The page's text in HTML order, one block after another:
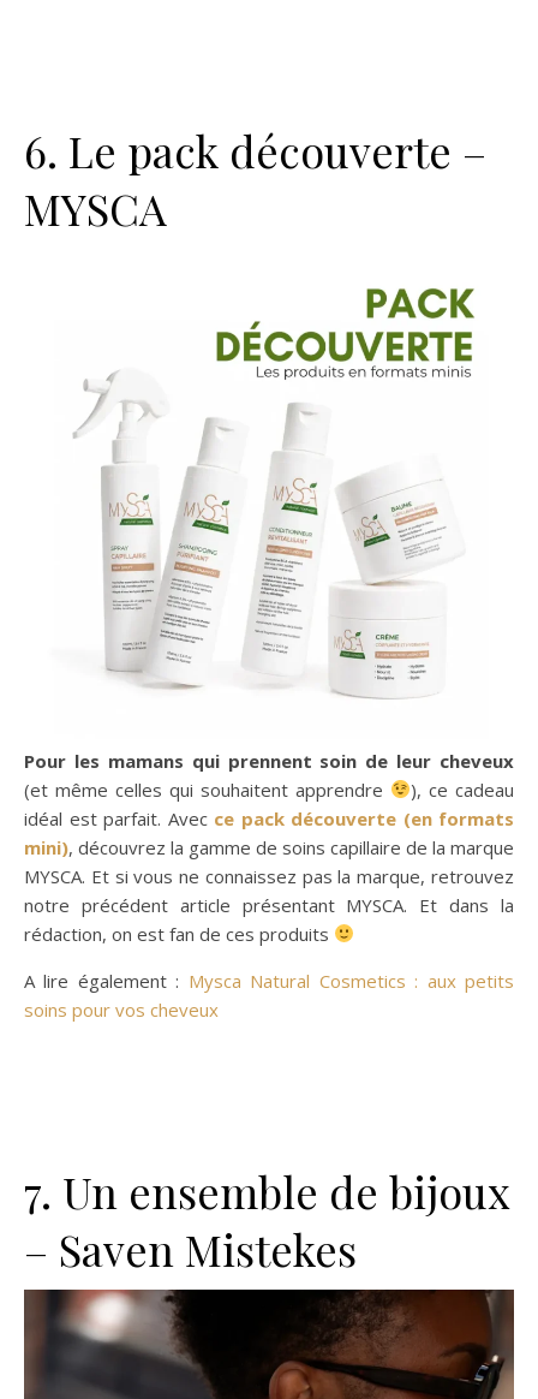
6. Le pack découverte –
MYSCA
Pour les mamans qui prennent soin de leur cheveux
(et même celles qui souhaitent apprendre
), ce cadeau
idéal est parfait. Avec ce pack découverte (en formats
mini), découvrez la gamme de soins capillaire de la marque
MYSCA. Et si vous ne connaissez pas la marque, retrouvez
notre précédent article présentant MYSCA. Et dans la
rédaction, on est fan de ces produits
A lire également : Mysca Natural Cosmetics : aux petits
soins pour vos cheveux
7. Un ensemble de bijoux
– Saven Mistekes